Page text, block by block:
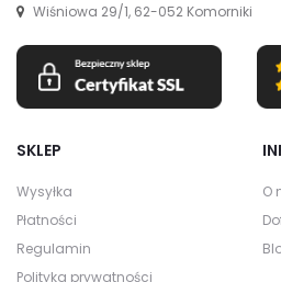
Wiśniowa 29/1, 62-052 Komorniki
SKLEP
Wysyłka
Płatności
Regulamin
Polityka prywatności
O